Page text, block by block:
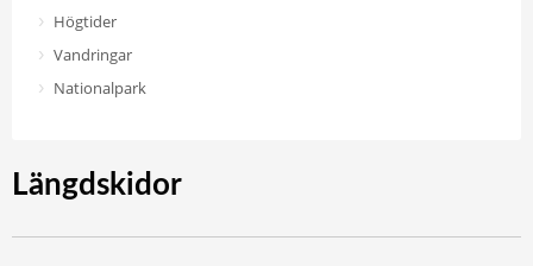
Högtider
Vandringar
Nationalpark
Längdskidor